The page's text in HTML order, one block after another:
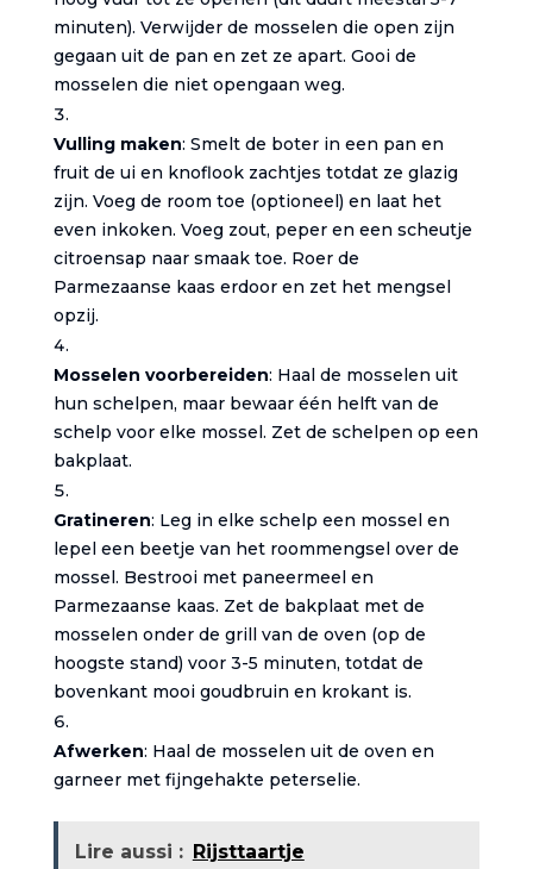
minuten). Verwijder de mosselen die open zijn
gegaan uit de pan en zet ze apart. Gooi de
mosselen die niet opengaan weg.
Vulling maken: Smelt de boter in een pan en
fruit de ui en knoflook zachtjes totdat ze glazig
zijn. Voeg de room toe (optioneel) en laat het
even inkoken. Voeg zout, peper en een scheutje
citroensap naar smaak toe. Roer de
Parmezaanse kaas erdoor en zet het mengsel
opzij.
Mosselen voorbereiden: Haal de mosselen uit
hun schelpen, maar bewaar één helft van de
schelp voor elke mossel. Zet de schelpen op een
bakplaat.
Gratineren: Leg in elke schelp een mossel en
lepel een beetje van het roommengsel over de
mossel. Bestrooi met paneermeel en
Parmezaanse kaas. Zet de bakplaat met de
mosselen onder de grill van de oven (op de
hoogste stand) voor 3-5 minuten, totdat de
bovenkant mooi goudbruin en krokant is.
Afwerken: Haal de mosselen uit de oven en
garneer met fijngehakte peterselie.
Lire aussi : Rijsttaartje